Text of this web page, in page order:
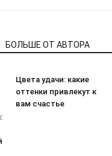
БОЛЬШЕ ОТ АВТОРА
Цвета удачи: какие
оттенки привлекут к
вам счастье